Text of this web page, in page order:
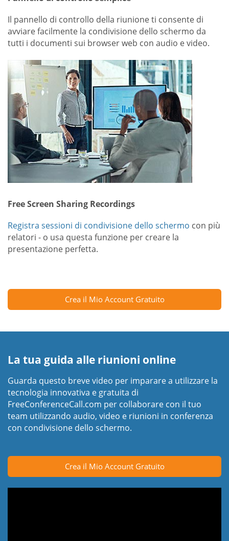
Il pannello di controllo della riunione ti consente di
avviare facilmente la condivisione dello schermo da
tutti i documenti sui browser web con audio e video.
Free Screen Sharing Recordings
Registra sessioni di condivisione dello schermo con più
relatori - o usa questa funzione per creare la
presentazione perfetta.
Crea il Mio Account Gratuito
La tua guida alle riunioni online
Guarda questo breve video per imparare a utilizzare la
tecnologia innovativa e gratuita di
FreeConferenceCall.com per collaborare con il tuo
team utilizzando audio, video e riunioni in conferenza
con condivisione dello schermo.
Crea il Mio Account Gratuito